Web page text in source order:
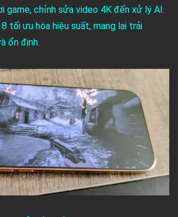
game, chỉnh sửa video 4K đến xử lý AI.
tối ưu hóa hiệu suất, mang lại trải
ổn định.